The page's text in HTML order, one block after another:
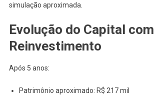
simulação aproximada.
Evolução do Capital com
Reinvestimento
Após 5 anos:
Patrimônio aproximado: R$ 217 mil